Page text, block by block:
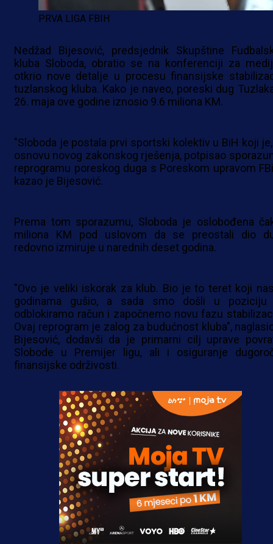
PRVA LIGA FBIH
Nedžad Bijesović, predsjednik Skupštine
kluba Sloboda, obratio se na konferenciji za
otkrio nove detalje u procesu finansijske
tuzlanskog kluba. Kako je naveo, poreski dug
26. maja ove godine iznosio 9.6 miliona KM.
"Sloboda je postala prvi sportski kolektiv u BiH koji
osnovu novog zakonskog rješenja, potpisao
reprogramu poreskog duga s Poreskom upravom
kazao je Bijesović.
Prema tom sporazumu, Sloboda je oslobođena
miliona KM pod uslovom da se preostali dio
redovno izmiruje u narednih deset godina.
"Ovo je veliki iskorak za klub. Bio je to teret koji
godinama gušio, a sada smo došli u poziciju
odblokiramo račun i započnemo novu fazu
Ovaj reprogram je zalog za budućnost kluba",
Bijesović, dodavši da je primarni cilj uprave
Slobode u Premijer ligu, ali i osiguranje
finansijske održivosti.